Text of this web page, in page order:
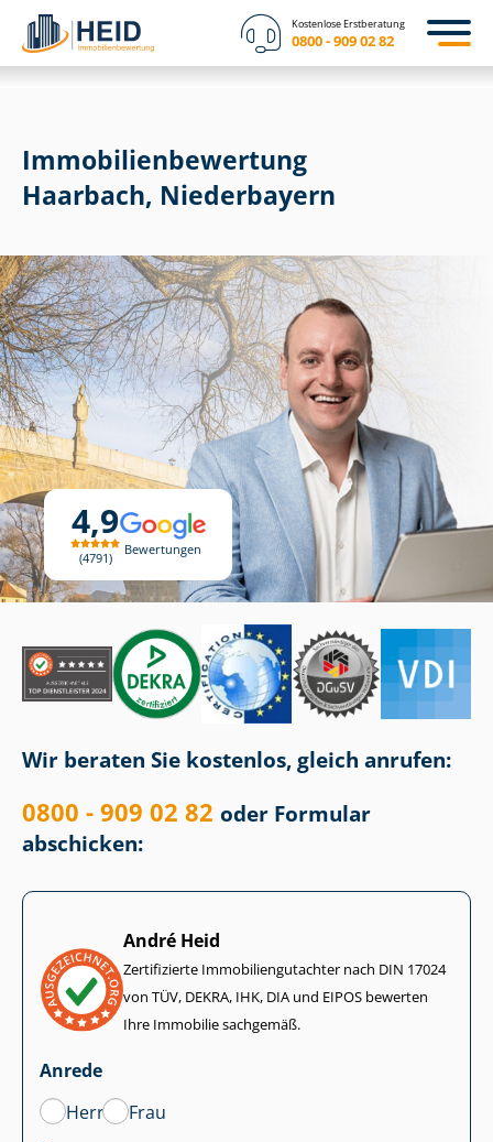
Kostenlose Erstberatung
0800 - 909 02 82
4,9
4791
Bewertungen
Immobilien­bewertung
Haarbach, Niederbayern
Wir beraten Sie kostenlos, gleich anrufen:
0800 - 909 02 82 oder Formular
abschicken:
André Heid
Zertifizierte Im­mo­bi­li­en­gut­ach­ter nach DIN 17024
von TÜV, DEKRA, IHK, DIA und EIPOS bewerten
Ihre Immobilie sachgemäß.
Anrede
Herr
Frau